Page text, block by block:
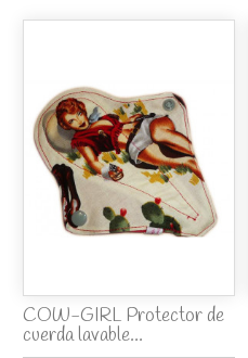
COW-GIRL Protector de
cuerda lavable...